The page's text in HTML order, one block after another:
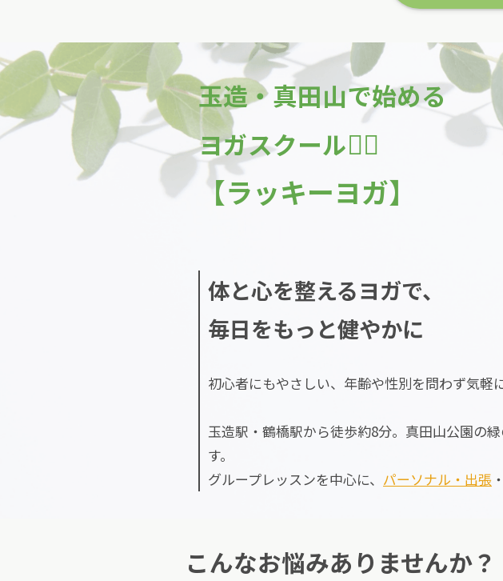
玉造・真田山で始める
ヨガスクール🧘‍♀️
【ラッキーヨガ】
体と心を整えるヨガで、
毎日をもっと健やかに
初心者にもやさしい、年齢や性別を問わず気軽
玉造駅・鶴橋駅から徒歩約8分。真田山公園の
す。
グループレッスンを中心に、 パーソナル・出張 ・
こんなお悩みありませんか？